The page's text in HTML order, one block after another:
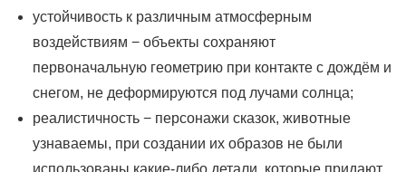
устойчивость к различным атмосферным
воздействиям − объекты сохраняют
первоначальную геометрию при контакте с дождём и
снегом, не деформируются под лучами солнца;
реалистичность − персонажи сказок, животные
узнаваемы, при создании их образов не были
использованы какие-либо детали, которые придают